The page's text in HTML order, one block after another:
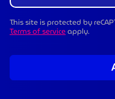
This site is protected by
Terms of serviceapply.